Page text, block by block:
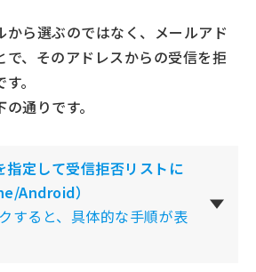
から選ぶのではなく、メールアド
で、そのアドレスからの受信を拒
。
通りです。
指定して受信拒否リストに
Android）
すると、具体的な手順が表